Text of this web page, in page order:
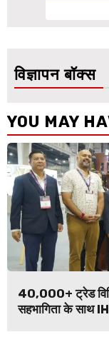
विज्ञापन बॉक्स
YOU MAY
40,000+ ट्रेड
सहभागिता के साथ